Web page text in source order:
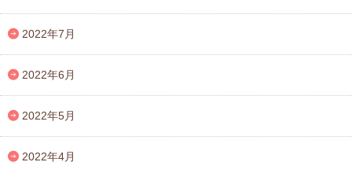
2022年7月
2022年6月
2022年5月
2022年4月